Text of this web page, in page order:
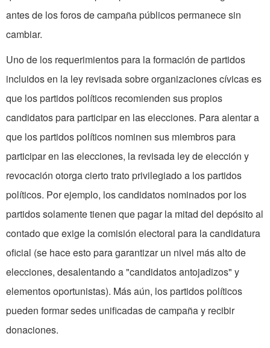
antes de los foros de campaña públicos permanece sin
cambiar.
Uno de los requerimientos para la formación de partidos
incluidos en la ley revisada sobre organizaciones cívicas es
que los partidos políticos recomienden sus propios
candidatos para participar en las elecciones. Para alentar a
que los partidos políticos nominen sus miembros para
participar en las elecciones, la revisada ley de elección y
revocación otorga cierto trato privilegiado a los partidos
políticos. Por ejemplo, los candidatos nominados por los
partidos solamente tienen que pagar la mitad del depósito al
contado que exige la comisión electoral para la candidatura
oficial (se hace esto para garantizar un nivel más alto de
elecciones, desalentando a "candidatos antojadizos" y
elementos oportunistas). Más aún, los partidos políticos
pueden formar sedes unificadas de campaña y recibir
donaciones.